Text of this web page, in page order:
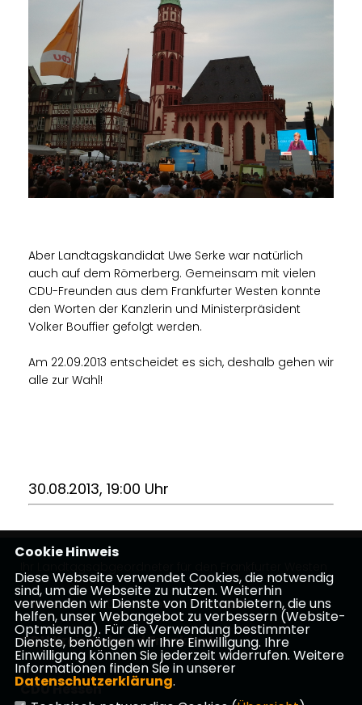
Aber Landtagskandidat Uwe Serke war natürlich
auch auf dem Römerberg. Gemeinsam mit vielen
CDU-Freunden aus dem Frankfurter Westen konnte
den Worten der Kanzlerin und Ministerpräsident
Volker Bouffier gefolgt werden.
Am 22.09.2013 entscheidet es sich, deshalb gehen wir
alle zur Wahl!
30.08.2013, 19:00 Uhr
Impressum Datenschutz Kontakt
CDU Kreisverband Frankfurt
CDU Hessen
Cookie Hinweis
Diese Webseite verwendet Cookies, die notwendig
sind, um die Webseite zu nutzen. Weiterhin
verwenden wir Dienste von Drittanbietern, die uns
helfen, unser Webangebot zu verbessern (Website-
Optmierung). Für die Verwendung bestimmter
Dienste, benötigen wir Ihre Einwilligung. Ihre
Einwilligung können Sie jederzeit widerrufen. Weitere
Informationen finden Sie in unserer
Datenschutzerklärung.